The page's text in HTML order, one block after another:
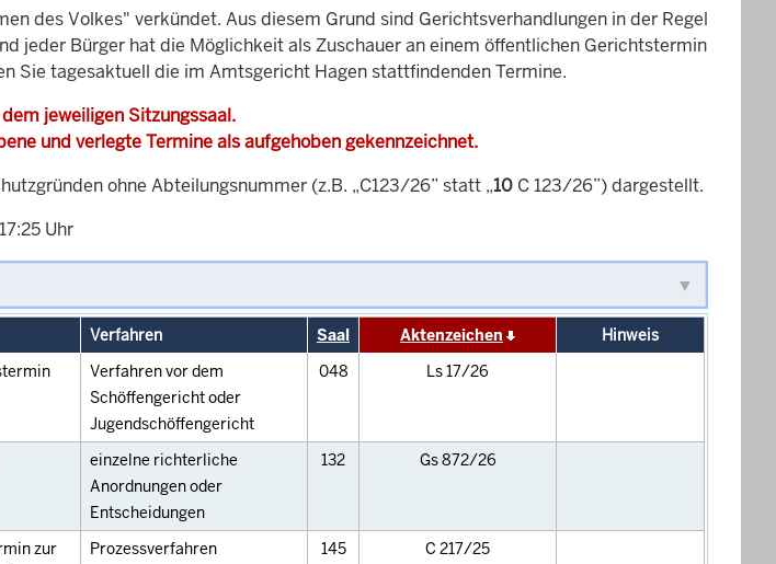
des Volkes" verkündet. Aus diesem Grund sind Gerichtsverhandlungen in der Regel
jeder Bürger hat die Möglichkeit als Zuschauer an einem öffentlichen Gerichtstermin
Sie tagesaktuell die im Amtsgericht Hagen stattfindenden Termine.
jeweiligen Sitzungssaal.
und verlegte Termine als aufgehoben gekennzeichnet.
ohne Abteilungsnummer (z.B. „C123/26” statt „10 C 123/26”) dargestellt.
Uhr
Verfahren Saal Aktenzeichen
Hinweis
Verfahren vor dem
Schöffengericht oder
Jugendschöffengericht
048 Ls 17/26
einzelne richterliche
Anordnungen oder
Entscheidungen
132 Gs 872/26
zur
Prozessverfahren 145 C 217/25